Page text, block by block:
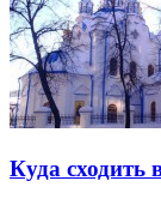
Куда сходить